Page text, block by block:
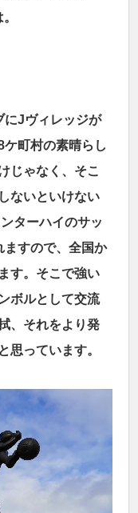
にJヴィレッジが
町村の素晴らし
じゃなく、そこ
ないといけない
ターハイのサッ
ますので、全国か
す。そこで強い
ボルとして交流
、それをより発
思っています。